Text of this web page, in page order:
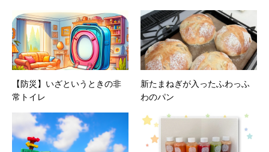
【防災】いざというときの非
常トイレ
新たまねぎが入ったふわっふ
わのパン